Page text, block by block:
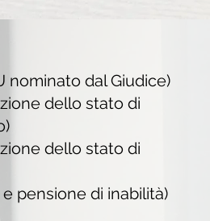
nominato dal Giudice)
dello stato di
dello stato di
pensione di inabilità)